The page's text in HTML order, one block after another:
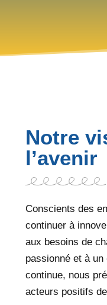
Notre
l’avenir
Conscients des
continuer à
aux besoins de
passionné et à un
continue, nous
acteurs positifs